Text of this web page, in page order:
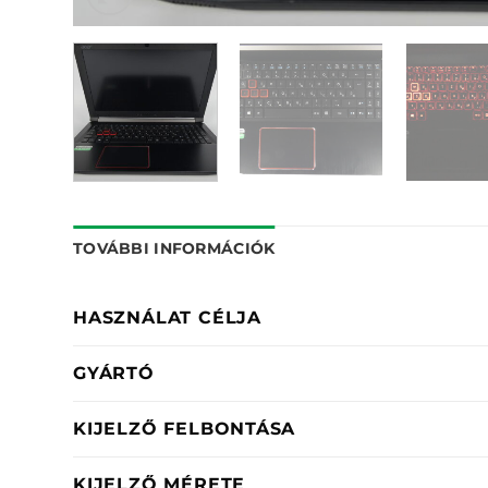
TOVÁBBI INFORMÁCIÓK
HASZNÁLAT CÉLJA
GYÁRTÓ
KIJELZŐ FELBONTÁSA